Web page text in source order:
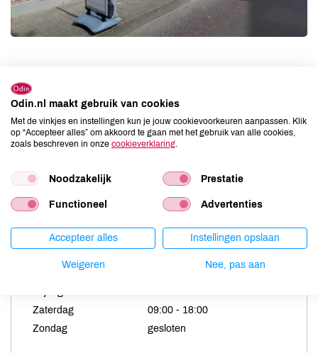
Contact gegevens
Nieuwstraat 3
3441 EA Woerden
Openingstijden
Dinsdag
09:00 - 18:00
Donderdag
Zaterdag
09:00 - 18:00
Zondag
gesloten
Odin.nl maakt gebruik van cookies
Met de vinkjes en instellingen kun je jouw cookievoorkeuren aanpassen. Klik
op “Accepteer alles” om akkoord te gaan met het gebruik van alle cookies,
zoals beschreven in onze cookieverklaring.
Noodzakelijk Prestatie
Functioneel Advertenties
Accepteer alles Instellingen opslaan
Weigeren Nee, pas aan